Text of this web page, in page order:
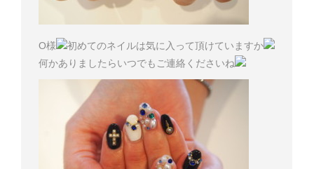
O様
初めてのネイルは気に入って頂けていますか
何かありましたらいつでもご連絡くださいね